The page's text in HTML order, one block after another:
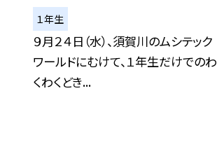
１年生
９月２４日（水）、須賀川のムシテック
ワールドにむけて、１年生だけでのわ
くわくどき...